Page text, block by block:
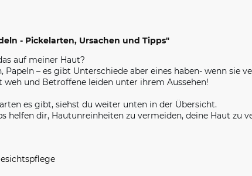
- Pickelarten, Ursachen und Tipps"
auf meiner Haut?
Papeln – es gibt Unterschiede aber eines haben- wenn
weh und Betroffene leiden unter ihrem Aussehen!
es gibt, siehst du weiter unten in der Übersicht.
helfen dir, Hautunreinheiten zu vermeiden, deine Haut zu